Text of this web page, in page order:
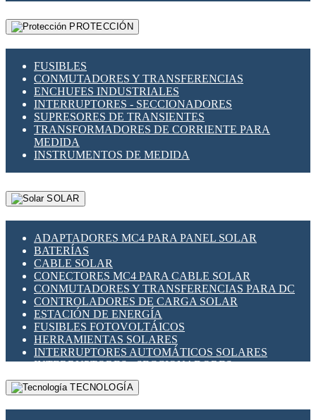
PROTECCIÓN
FUSIBLES
CONMUTADORES Y TRANSFERENCIAS
ENCHUFES INDUSTRIALES
INTERRUPTORES - SECCIONADORES
SUPRESORES DE TRANSIENTES
TRANSFORMADORES DE CORRIENTE PARA
MEDIDA
INSTRUMENTOS DE MEDIDA
SOLAR
ADAPTADORES MC4 PARA PANEL SOLAR
BATERÍAS
CABLE SOLAR
CONECTORES MC4 PARA CABLE SOLAR
CONMUTADORES Y TRANSFERENCIAS PARA DC
CONTROLADORES DE CARGA SOLAR
ESTACIÓN DE ENERGÍA
FUSIBLES FOTOVOLTÁICOS
HERRAMIENTAS SOLARES
INTERRUPTORES AUTOMÁTICOS SOLARES
INTERRUPTORES - SECCIONADORES
FOTOVOLTÁICOS
MONTAJE PANEL SOLAR
TECNOLOGÍA